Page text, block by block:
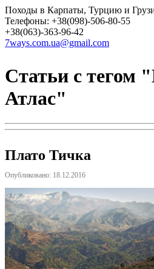
Походы в Карпаты, Турцию и
Телефоны: +38(098)-506-80-55
+38(063)-363-96-42
7ways.com.ua@gmail.com
Статьи с тегом
Атлас"
Плато Тичка
Опубликовано: 18.12.2016